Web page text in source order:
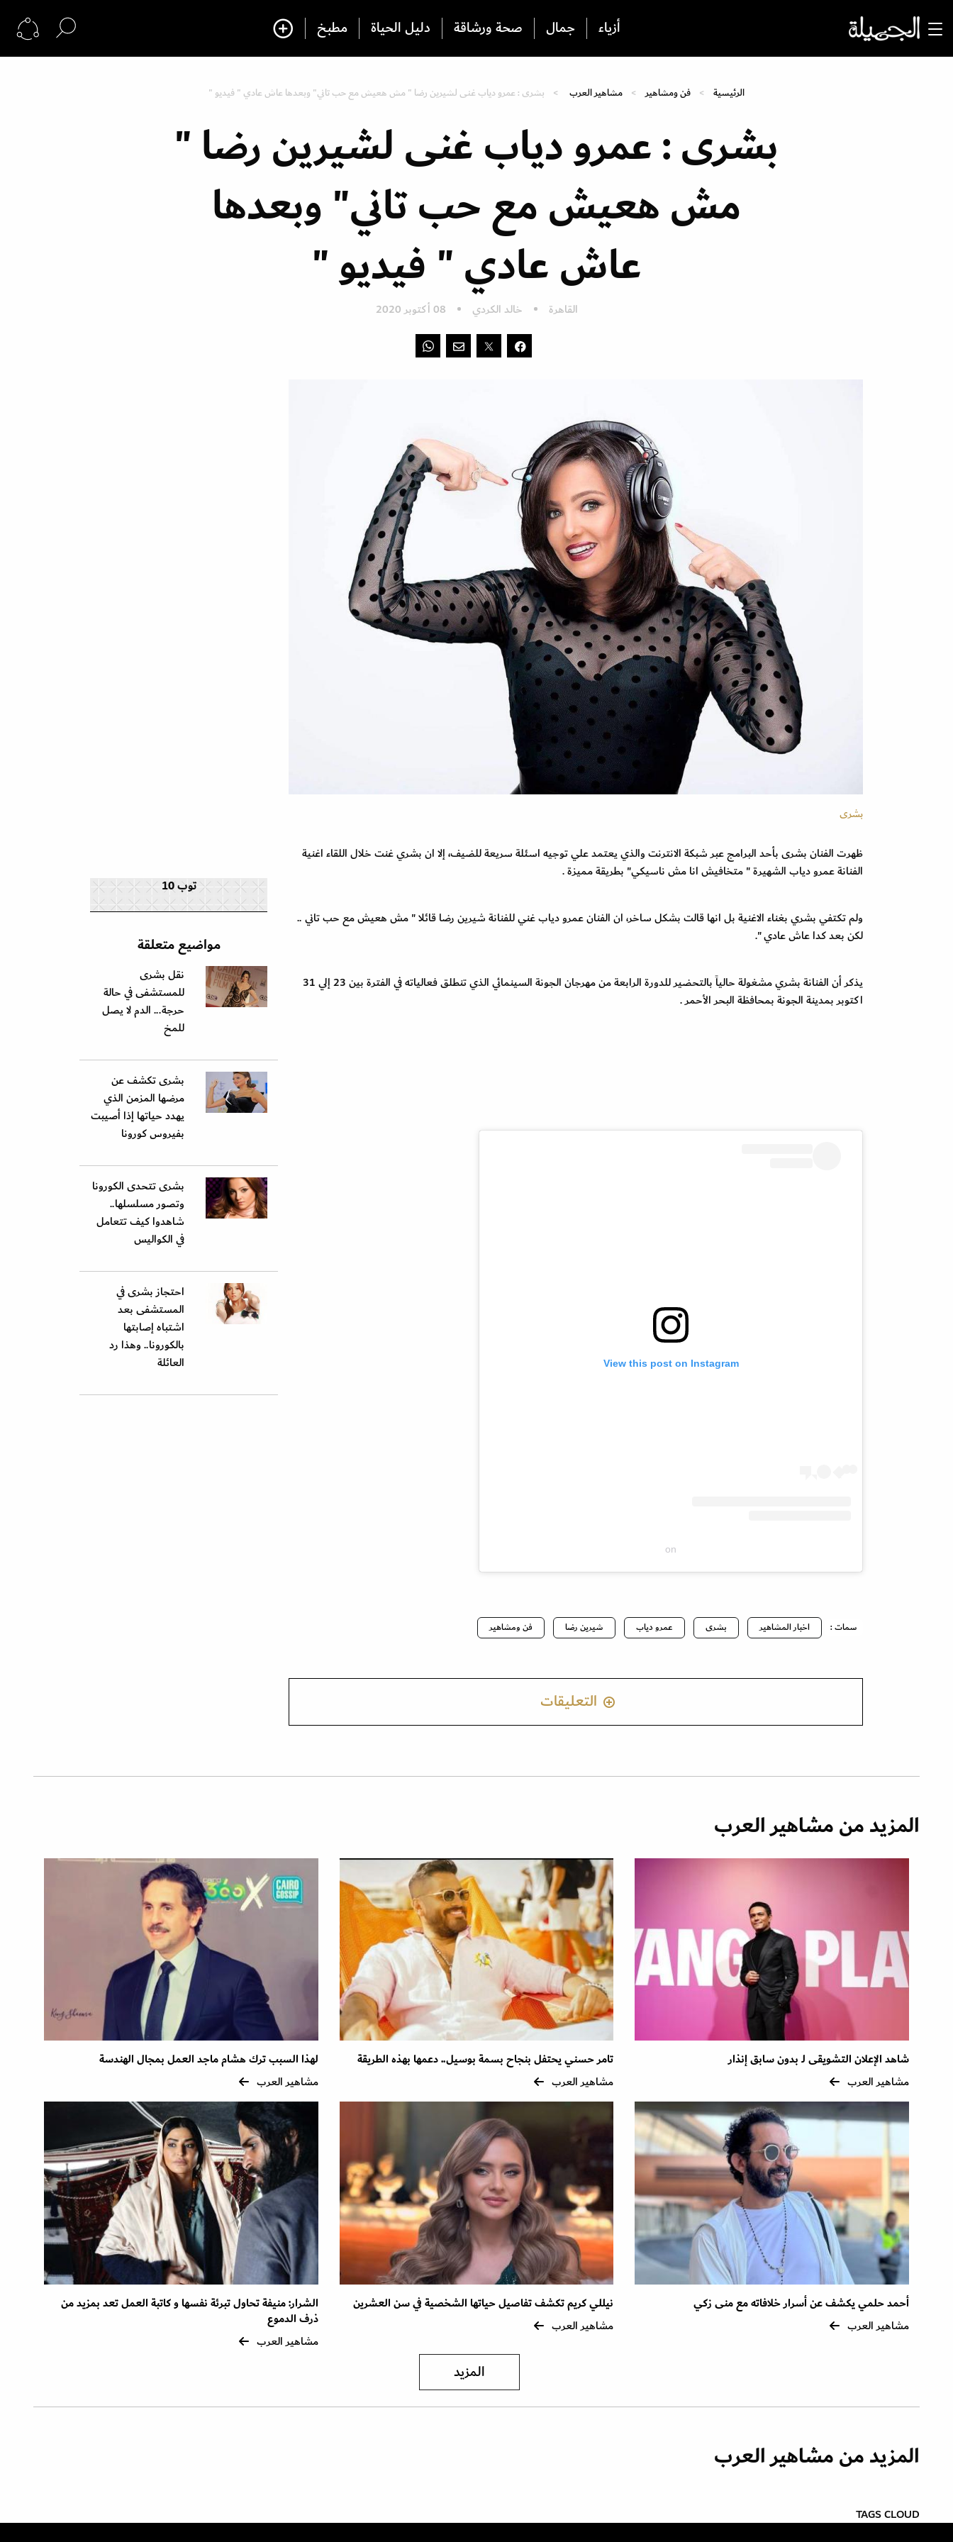
أزياء جمال صحة ورشاقة دليل الحياة مطبخ
الرئيسية فن ومشاهير مشاهير العرب بشرى : عمرو دياب غنى لشيرين رضا " مش هعيش مع حب تاني" وبعدها عاش عادي " فيديو "
بشرى : عمرو دياب غنى لشيرين رضا "
مش هعيش مع حب تاني" وبعدها
عاش عادي " فيديو "
القاهرة خالد الكردي 08 أكتوبر 2020
بشرى
ظهرت الفنان بشرى بأحد البرامج عبر شبكة الانترنت والذي يعتمد علي توجيه اسئلة سريعة للضيف، إلا ان بشري غنت خلال اللقاء اغنية
الفنانة عمرو دياب الشهيرة " متخافيش انا مش ناسيكي" بطريقة مميزة .
ولم تكتفي بشري بغناء الاغنية بل انها قالت بشكل ساخر، ان الفنان عمرو دياب غني للفنانة شيرين رضا قائلا " مش هعيش مع حب تاني ..
لكن بعد كدا عاش عادي ".
يذكر أن الفنانة بشري مشغولة حالياً بالتحضير للدورة الرابعة من مهرجان الجونة السينمائي الذي تنطلق فعالياته في الفترة بين 23 إلي 31
اكتوبر بمدينة الجونة بمحافظة البحر الأحمر .
View this post on Instagram
on
سمات : اخبار المشاهير بشرى عمرو دياب شيرين رضا فن ومشاهير
التعليقات
توب 10
مواضيع متعلقة
نقل بشرى
للمستشفى في حالة
حرجة... الدم لا يصل
للمخ
بشرى تكشف عن
مرضها المزمن الذي
يهدد حياتها إذا أصيبت
بفيروس كورونا
بشرى تتحدى الكورونا
وتصور مسلسلها..
شاهدوا كيف تتعامل
في الكواليس
احتجاز بشرى في
المستشفى بعد
اشتباه إصابتها
بالكورونا.. وهذا رد
العائلة
المزيد من مشاهير العرب
شاهد الإعلان التشويقى لـ بدون سابق إنذار
مشاهير العرب
تامر حسني يحتفل بنجاح بسمة بوسيل.. دعمها بهذه الطريقة
مشاهير العرب
لهذا السبب ترك هشام ماجد العمل بمجال الهندسة
مشاهير العرب
أحمد حلمي يكشف عن أسرار خلافاته مع منى زكي
مشاهير العرب
نيللي كريم تكشف تفاصيل حياتها الشخصية في سن العشرين
مشاهير العرب
الشرار: منيفة تحاول تبرئة نفسها و كاتبة العمل تعد بمزيد من
ذرف الدموع
مشاهير العرب
المزيد
المزيد من مشاهير العرب
TAGS CLOUD